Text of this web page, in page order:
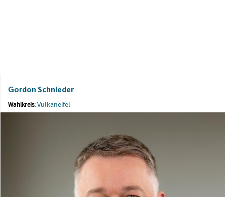
Gordon Schnieder
Wahlkreis:Vulkaneifel